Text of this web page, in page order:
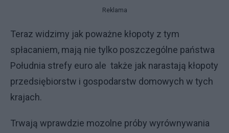
Reklama
Teraz widzimy jak poważne kłopoty z tym
spłacaniem, mają nie tylko poszczególne państwa
Południa strefy euro ale także jak narastają kłopoty
przedsiębiorstw i gospodarstw domowych w tych
krajach.
Trwają wprawdzie mozolne próby wyrównywania